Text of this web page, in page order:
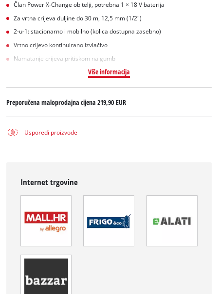
Član Power X-Change obitelji, potrebna 1 × 18 V baterija
Za vrtna crijeva duljine do 30 m, 12,5 mm (1/2")
2-u-1: stacionarno i mobilno (kolica dostupna zasebno)
Vrtno crijevo kontinuirano izvlačivo
Namatanje crijeva pritiskom na gumb
Više informacija
Preporučena maloprodajna cijena219,90 EUR
Usporedi proizvode
Internet trgovine